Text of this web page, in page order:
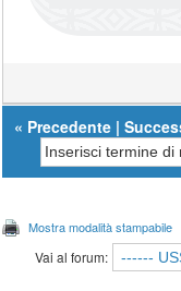
« Precedente |
Mostra modalità stampabile
Vai al forum: